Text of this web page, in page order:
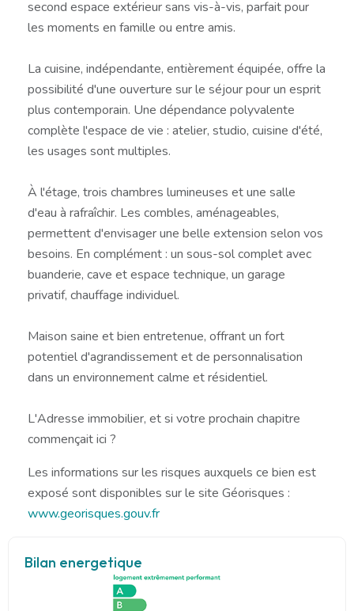
second espace extérieur sans vis-à-vis, parfait pour
les moments en famille ou entre amis.
La cuisine, indépendante, entièrement équipée, offre la
possibilité d'une ouverture sur le séjour pour un esprit
plus contemporain. Une dépendance polyvalente
complète l'espace de vie : atelier, studio, cuisine d'été,
les usages sont multiples.
À l'étage, trois chambres lumineuses et une salle
d'eau à rafraîchir. Les combles, aménageables,
permettent d'envisager une belle extension selon vos
besoins. En complément : un sous-sol complet avec
buanderie, cave et espace technique, un garage
privatif, chauffage individuel.
Maison saine et bien entretenue, offrant un fort
potentiel d'agrandissement et de personnalisation
dans un environnement calme et résidentiel.
L'Adresse immobilier, et si votre prochain chapitre
commençait ici ?
Les informations sur les risques auxquels ce bien est
exposé sont disponibles sur le site Géorisques :
www.georisques.gouv.fr
Bilan energetique